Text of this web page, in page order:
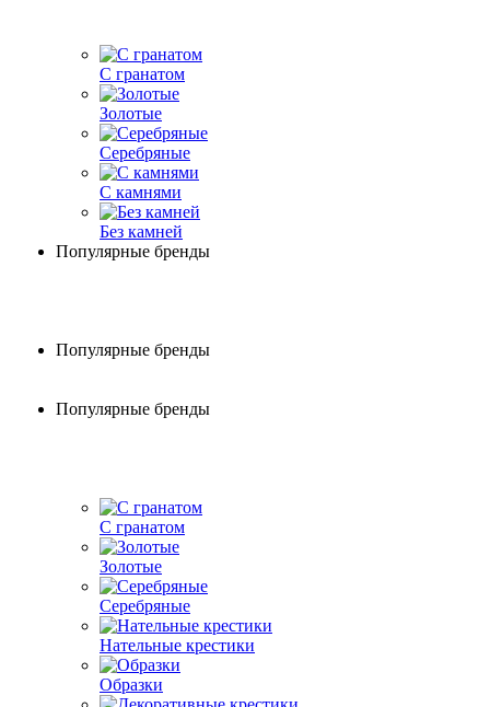
С гранатом
Золотые
Серебряные
С камнями
Без камней
Популярные бренды
Популярные бренды
Популярные бренды
С гранатом
Золотые
Серебряные
Нательные крестики
Образки